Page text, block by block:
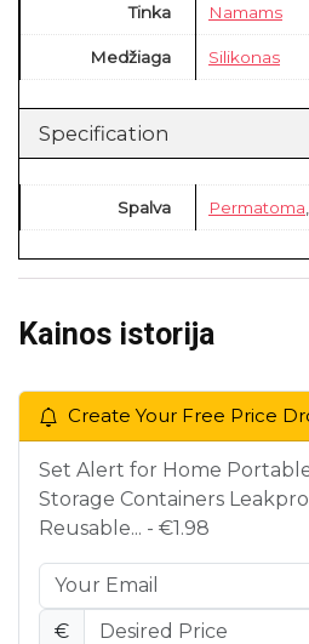
Tinka Namams
Medžiaga Silikonas
Specification
Spalva Permatoma,
Kainos istorija
Create Your Free Price
Set Alert for Home
Storage Containers
Reusable... - €1.98
€